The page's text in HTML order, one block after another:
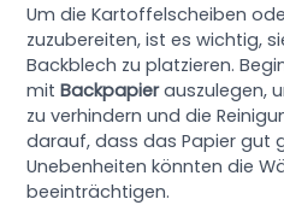
Um die Kartoffelscheiben
zuzubereiten, ist es wichtig,
Backblech zu platzieren.
mitBackpapierauszulegen,
zu verhindern und die
darauf, dass das Papier gut
Unebenheiten könnten die
beeinträchtigen.